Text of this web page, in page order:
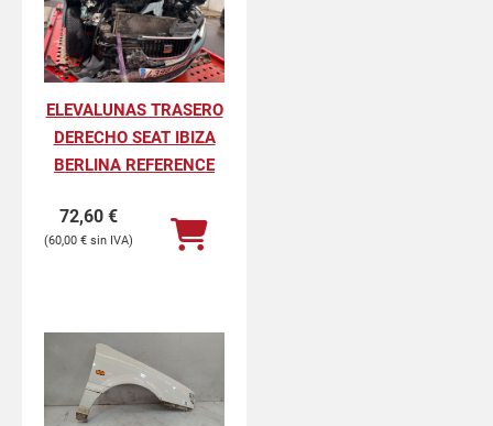
ELEVALUNAS TRASERO
DERECHO SEAT IBIZA
BERLINA REFERENCE
72,60 €
60,00 €